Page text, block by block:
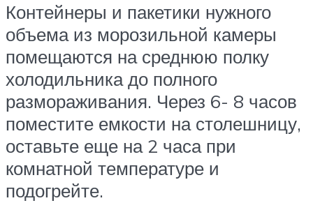
Контейнеры и пакетики нужного
объема из морозильной камеры
помещаются на среднюю полку
холодильника до полного
размораживания. Через 6- 8 часов
поместите емкости на столешницу,
оставьте еще на 2 часа при
комнатной температуре и
подогрейте.